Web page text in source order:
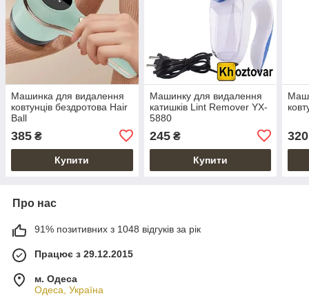
Машинка для видалення
ковтунців бездротова Hair
Ball
385 ₴
Купити
Машинку для видалення
катишків Lint Remover YX-
5880
245₴
Купити
320
Про нас
91% позитивних з 1048 відгуків за рік
Працює з 29.12.2015
м. Одеса
Одеса, Україна